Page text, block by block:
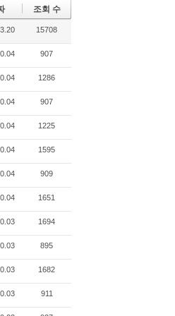
조회 수
15708
907
1286
907
1225
1595
909
1651
1694
895
1682
911